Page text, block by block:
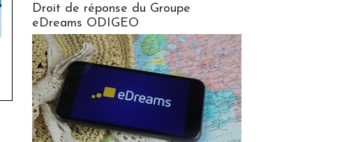
Droit de réponse du Groupe
eDreams ODIGEO